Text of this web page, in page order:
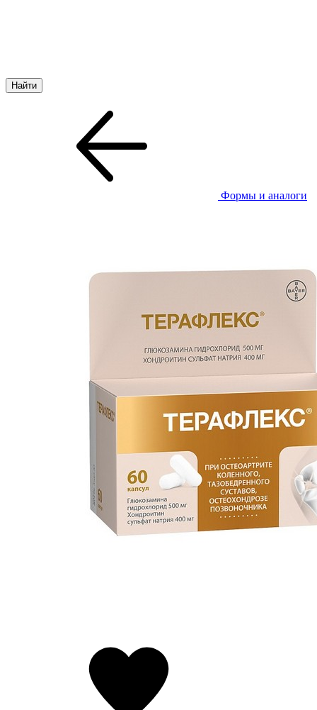
Формы и аналоги